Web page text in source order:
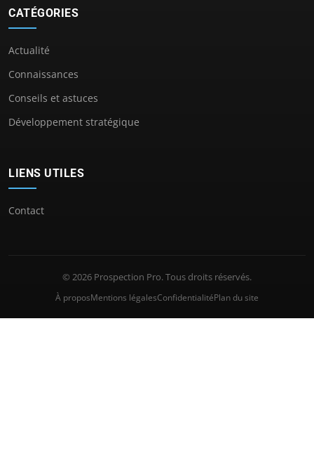
CATÉGORIES
Actualité
Connaissances
Conseils et astuces
Développement stratégique
LIENS UTILES
Contact
© 2026 Prospection Pro. Tous droits réservés.
À proposMentions légalesConfidentialitéPlan du site